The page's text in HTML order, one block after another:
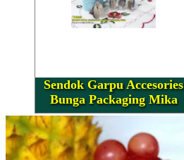
Sendok Garpu Accesories
Bunga Packaging Mika